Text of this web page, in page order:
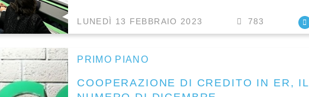
LUNEDÌ 13 FEBBRAIO 2023 783
PRIMO PIANO
COOPERAZIONE DI CREDITO IN ER, IL